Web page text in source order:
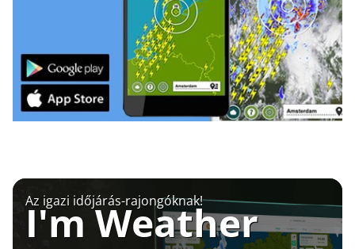
Az igazi időjárás-rajongóknak!
I'm Weather